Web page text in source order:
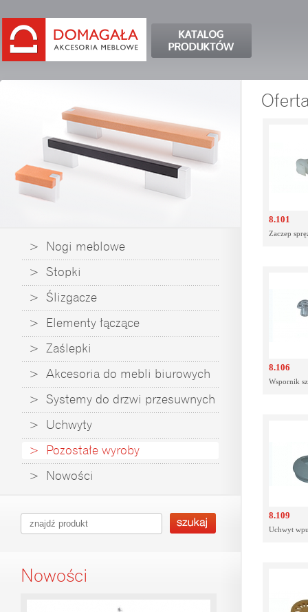
> Nogi meblowe
> Stopki
> Ślizgacze
> Elementy łączące
> Zaślepki
> Akcesoria do mebli biurowych
> Systemy do drzwi przesuwnych
> Uchwyty
> Pozostałe wyroby
> Nowości
Nowości
8.101
Zaczep
8.106
Wspornik
8.109
Uchwyt